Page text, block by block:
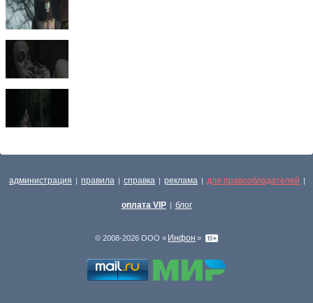
администрация | правила | справка | реклама | для правообладателей |
оплата VIP | блог
© 2008-2026 ООО « Инфон »